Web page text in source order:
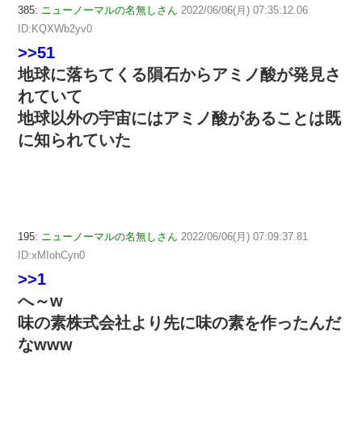
385: ニューノーマルの名無しさん 2022/06/06(月) 07:35:12.06
ID:KQXWb2yv0
>>51
地球に落ちてくる隕石からアミノ酸が発見さ
れていて
地球以外の宇宙にはアミノ酸があることは既
に知られていた
195: ニューノーマルの名無しさん 2022/06/06(月) 07:09:37.81
ID:xMIohCyn0
>>1
へ～w
味の素株式会社より先に味の素を作ったんだ
なwww